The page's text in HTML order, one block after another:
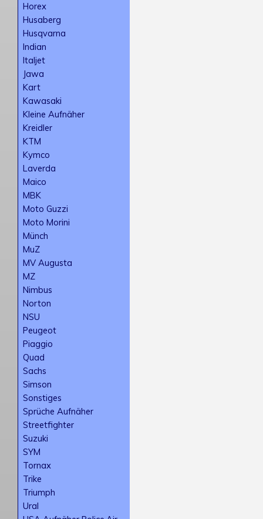
Horex
Husaberg
Husqvarna
Indian
Italjet
Jawa
Kart
Kawasaki
Kleine Aufnäher
Kreidler
KTM
Kymco
Laverda
Maico
MBK
Moto Guzzi
Moto Morini
Münch
MuZ
MV Augusta
MZ
Nimbus
Norton
NSU
Peugeot
Piaggio
Quad
Sachs
Simson
Sonstiges
Sprüche Aufnäher
Streetfighter
Suzuki
SYM
Tornax
Trike
Triumph
Ural